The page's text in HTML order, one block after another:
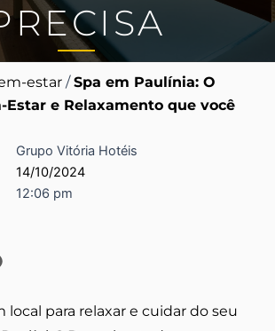
estar /Spa em Paulínia: O
Estar e Relaxamento que você
Grupo Vitória Hotéis
14/10/2024
12:06 pm
local para relaxar e cuidar do seu